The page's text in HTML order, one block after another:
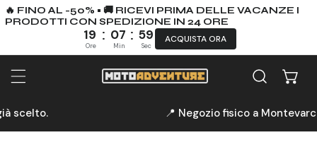
🔥 FINO AL -50% • 🚚 RICEVI PRIMA DELLE VACANZE I
PRODOTTI CON SPEDIZIONE IN 24 ORE
19 : 07 : 58
Ore Min Sec
ACQUISTA ORA
CONTENUTO
📍 Negozio fisico a Montevarchi